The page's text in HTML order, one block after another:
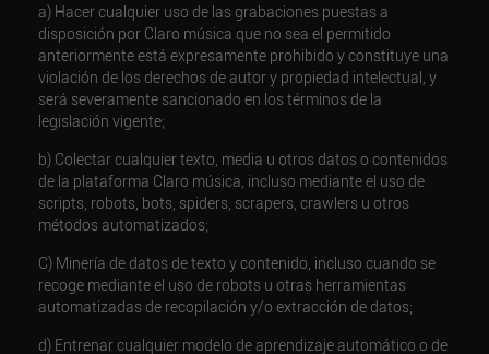
a) Hacer cualquier uso de las grabaciones puestas a
disposición por Claro música que no sea el permitido
anteriormente está expresamente prohibido y constituye una
violación de los derechos de autor y propiedad intelectual, y
será severamente sancionado en los términos de la
legislación vigente;
b) Colectar cualquier texto, media u otros datos o contenidos
de la plataforma Claro música, incluso mediante el uso de
scripts, robots, bots, spiders, scrapers, crawlers u otros
métodos automatizados;
C) Minería de datos de texto y contenido, incluso cuando se
recoge mediante el uso de robots u otras herramientas
automatizadas de recopilación y/o extracción de datos;
d) Entrenar cualquier modelo de aprendizaje automático o de